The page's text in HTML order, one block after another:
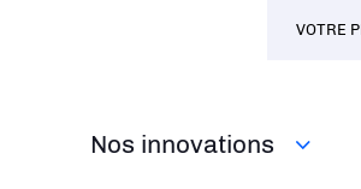
Nos innovations
VOTRE